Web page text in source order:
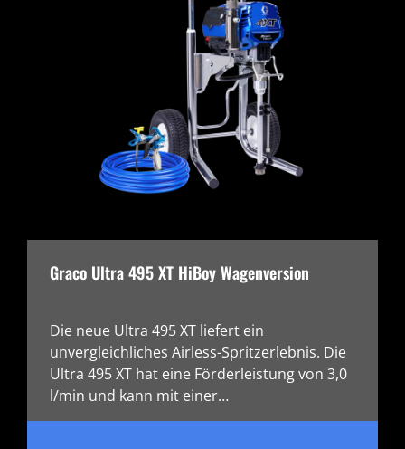
Graco Ultra 495 XT HiBoy Wagenversion
Die neue Ultra 495 XT liefert ein
unvergleichliches Airless-Spritzerlebnis. Die
Ultra 495 XT hat eine Förderleistung von 3,0
l/min und kann mit einer…